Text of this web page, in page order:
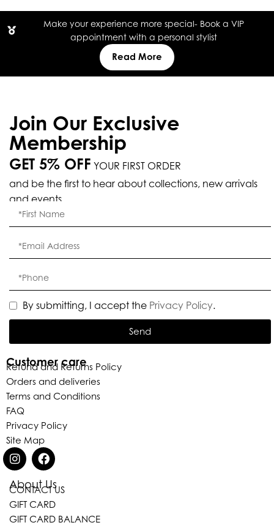
Make your experience more special- Book a VIP
appointment with a personal stylist
Read More
About Us
CONTACT US
GIFT CARD
GIFT CARD BALANCE
Customer care
Refund and Returns Policy
Orders and deliveries
Terms and Conditions
FAQ
Privacy Policy
Site Map
Join Our Exclusive
Membership
GET 5% OFF YOUR FIRST ORDER
and be the first to hear about collections, new arrivals
and events.
By submitting, I accept the Privacy Policy.
Send
Eleganza Israel